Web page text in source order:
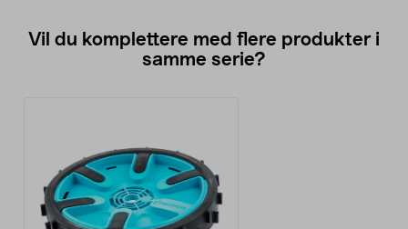
Vil du komplettere med flere produkter i
samme serie?